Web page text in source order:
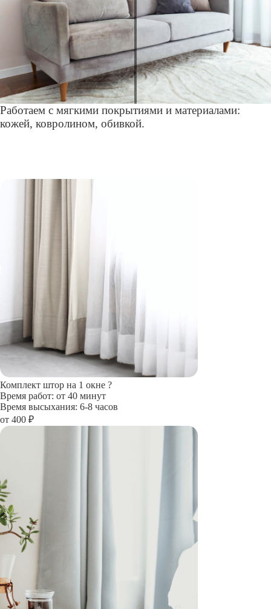
Работаем с мягкими покрытиями и материалами:
кожей, ковролином, обивкой.
Комплект штор на 1 окне ?
Время работ: от 40 минут
Время высыхания: 6-8 часов
от 400 ₽